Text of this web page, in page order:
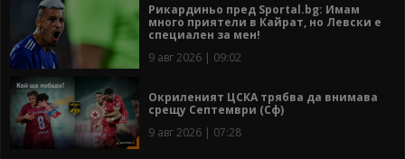
Рикардиньо пред Sportal.bg: Имам
много приятели в Кайрат, но Левски е
специален за мен!
9 авг 2026 | 09:02
Окриленият ЦСКА трябва да внимава
срещу Септември (Сф)
9 авг 2026 | 07:28